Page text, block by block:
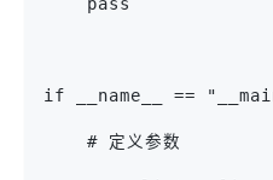
    pass
if __name__ ==
    # 定义参数